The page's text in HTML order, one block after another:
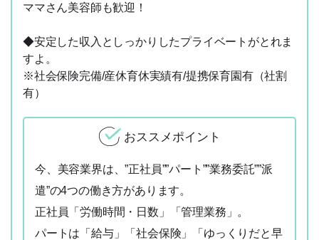
ママさん美容師も歓迎！
◆安定した収入としっかりしたプライベートがとれま
すよ。
※社会保険完備/産休育休実績有/提携保育園有（社割
有）
おススメポイント
今、美容業界は、”正社員””パート””業務委託””派
遣”の4つの働き方があります。
正社員「労働時間・日数」「管理業務」。
パートは「給与」「社会保険」「ゆっくりだと早